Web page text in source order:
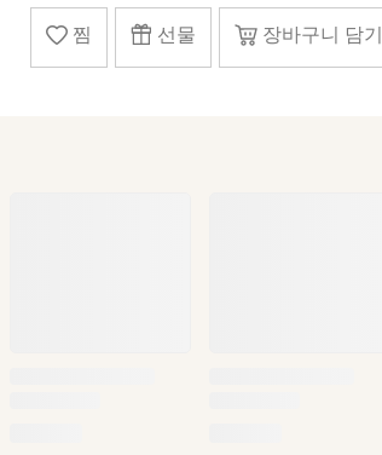
찜 선물 장바구니 담기